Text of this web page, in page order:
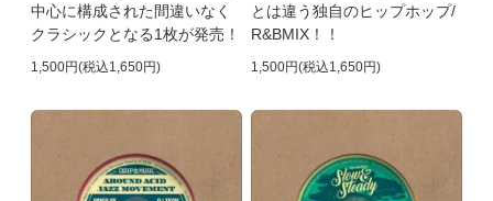
中心に構成された間違いなく
クラシックとなる1枚が発売！
1,500円(税込1,650円)
とは違う独自のヒップホップ/
R&BMIX！！
1,500円(税込1,650円)